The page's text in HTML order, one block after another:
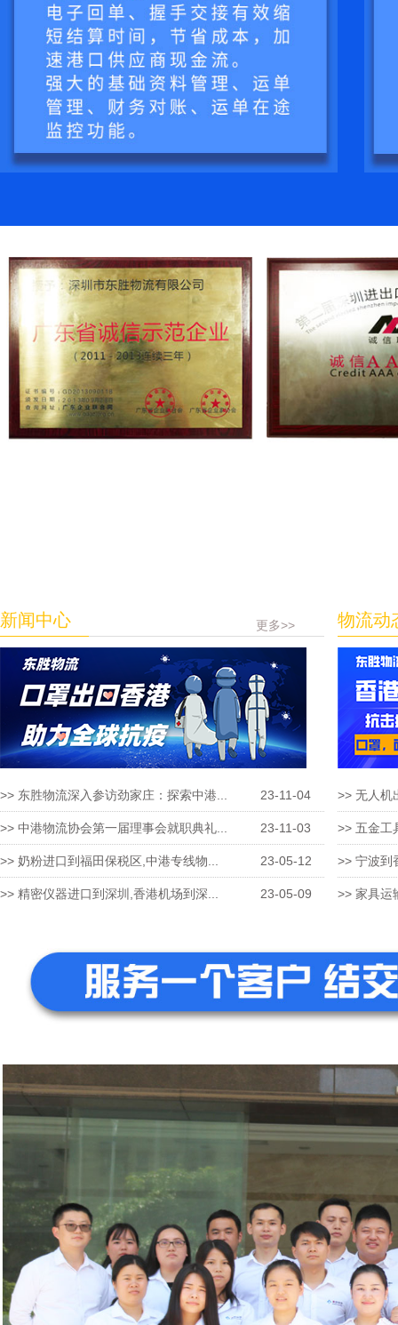
新闻中心 更多>>
>> 东胜物流深入参访劲家庄：探索中港... 23-11-04
>> 中港物流协会第一届理事会就职典礼... 23-11-03
>> 奶粉进口到福田保税区,中港专线物... 23-05-12
>> 精密仪器进口到深圳,香港机场到深... 23-05-09
物流动
>> 无人机
>> 五金工
>> 宁波到
>> 家具运